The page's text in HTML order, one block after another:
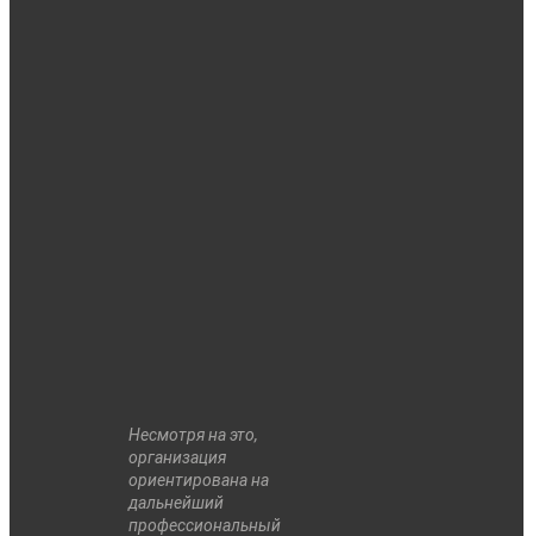
Несмотря на это,
организация
ориентирована на
дальнейший
профессиональный